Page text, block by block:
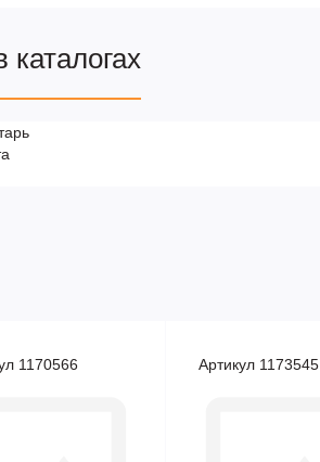
каталогах
1170566 Артикул 1173545